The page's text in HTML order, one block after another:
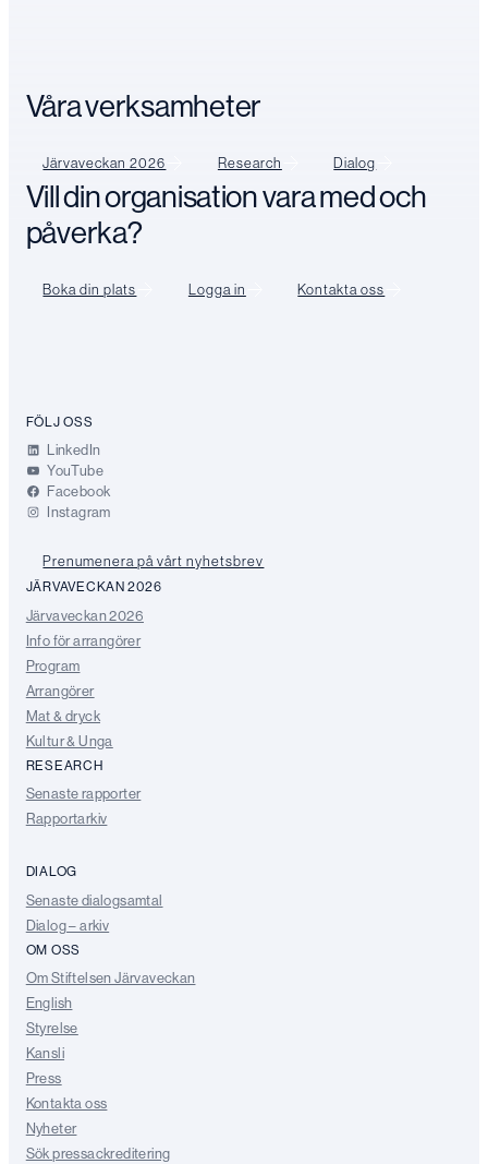
Våra verksamheter
Järvaveckan 2026 Research Dialog
Vill din organisation vara med och
påverka?
Boka din plats Logga in Kontakta oss
FÖLJ OSS
LinkedIn
YouTube
Facebook
Instagram
Prenumenera på vårt nyhetsbrev
JÄRVAVECKAN 2026
Järvaveckan 2026
Info för arrangörer
Program
Arrangörer
Mat & dryck
Kultur & Unga
RESEARCH
Senaste rapporter
Rapportarkiv
DIALOG
Senaste dialogsamtal
Dialog – arkiv
OM OSS
Om Stiftelsen Järvaveckan
English
Styrelse
Kansli
Press
Kontakta oss
Nyheter
Sök pressackreditering